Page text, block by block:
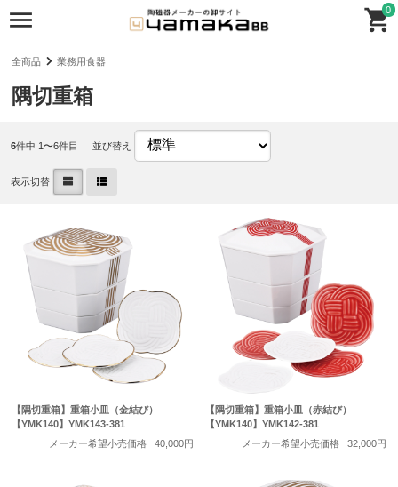
0
全商品 業務用食器
隅切重箱
6件中 1〜6件目 並び替え
表示切替
【隅切重箱】重箱小皿（金結び）
【YMK140】YMK143-381
メーカー希望小売価格
40,000円
【隅切重箱】重箱小皿（赤結び）
【YMK140】YMK142-381
メーカー希望小売価格
32,000円